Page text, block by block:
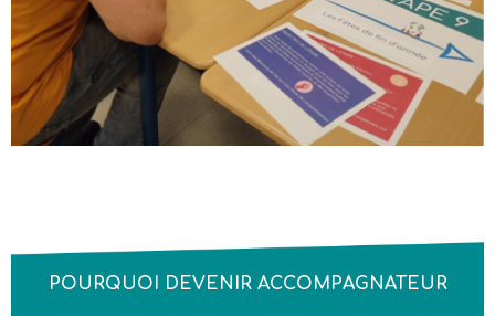
POURQUOI DEVENIR ACCOMPAGNATEUR